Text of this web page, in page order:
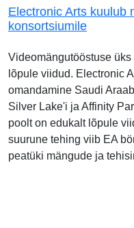
Electronic Arts kuulub
konsortsiumile
Videomängutööstuse
lõpule viidud. Electronic
omandamine Saudi
Silver Lake'i ja Affinity
poolt on edukalt lõpule
suurune tehing viib EA
peatüki mängude ja